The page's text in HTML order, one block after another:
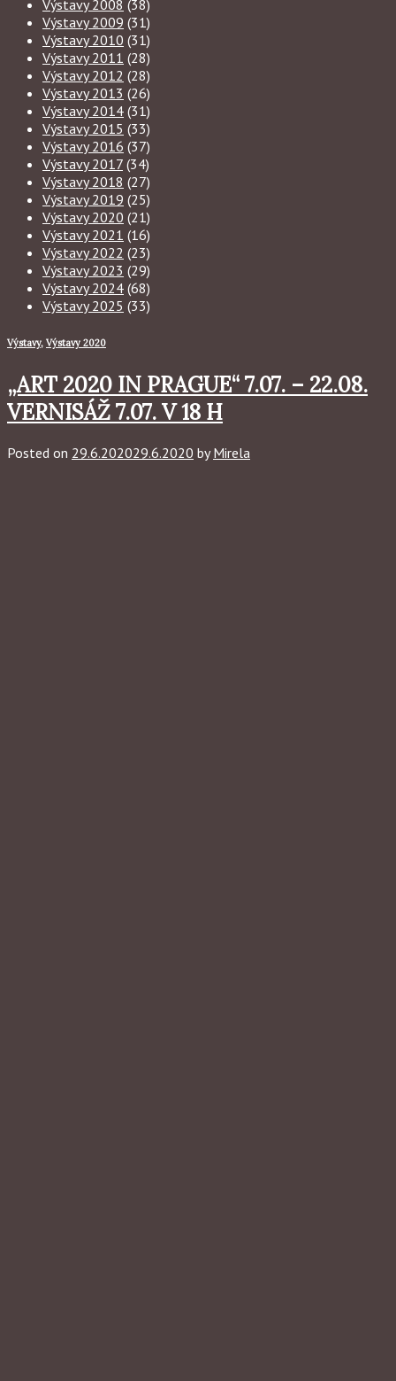
Výstavy 2008 (38)
Výstavy 2009 (31)
Výstavy 2010 (31)
Výstavy 2011 (28)
Výstavy 2012 (28)
Výstavy 2013 (26)
Výstavy 2014 (31)
Výstavy 2015 (33)
Výstavy 2016 (37)
Výstavy 2017 (34)
Výstavy 2018 (27)
Výstavy 2019 (25)
Výstavy 2020 (21)
Výstavy 2021 (16)
Výstavy 2022 (23)
Výstavy 2023 (29)
Výstavy 2024 (68)
Výstavy 2025 (33)
Výstavy, Výstavy 2020
„ART 2020 IN PRAGUE“ 7.07. – 22.08.
VERNISÁŽ 7.07. V 18 H
Posted on 29.6.202029.6.2020 byMirela